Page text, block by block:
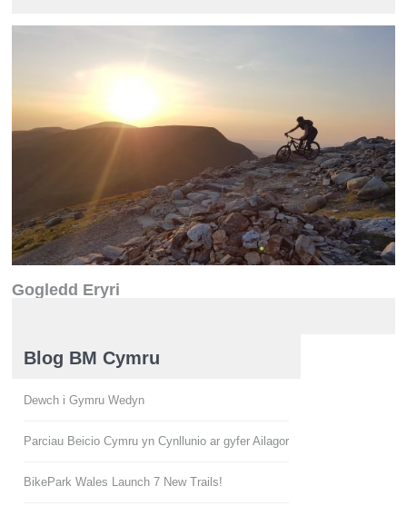
Gogledd Eryri
Blog BM Cymru
Dewch i Gymru Wedyn
Parciau Beicio Cymru yn Cynllunio ar gyfer Ailagor
BikePark Wales Launch 7 New Trails!